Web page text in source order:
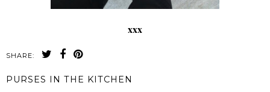
xxx
SHARE:
PURSES IN THE KITCHEN